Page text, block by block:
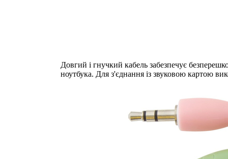
Довгий і гнучкий кабель забезпечує
ноутбука. Для з'єднання із звуковою картою